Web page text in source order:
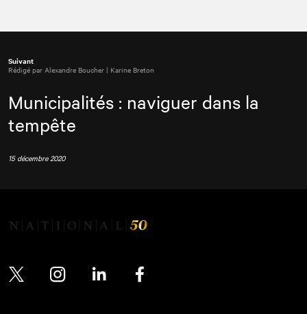
Suivant
Rédigé par Alexandre Boucher | Karine Breton
Municipalités : naviguer dans la
tempête
15 décembre 2020